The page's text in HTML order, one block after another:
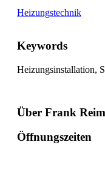
Heizungstechnik
Keywords
Heizungsinstallation,
Über Frank
Öffnungszeiten